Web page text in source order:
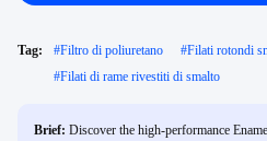
Tag: #Filtro di poliuretano #Filati rotondi
#Filati di rame rivestiti di smalto
Brief: Discover the high-performance